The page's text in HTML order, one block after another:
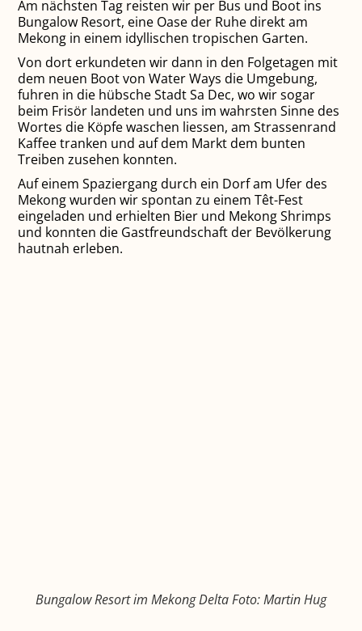
Am nächsten Tag reisten wir per Bus und Boot ins
Bungalow Resort, eine Oase der Ruhe direkt am
Mekong in einem idyllischen tropischen Garten.
Von dort erkundeten wir dann in den Folgetagen mit
dem neuen Boot von Water Ways die Umgebung,
fuhren in die hübsche Stadt Sa Dec, wo wir sogar
beim Frisör landeten und uns im wahrsten Sinne des
Wortes die Köpfe waschen liessen, am Strassenrand
Kaffee tranken und auf dem Markt dem bunten
Treiben zusehen konnten.
Auf einem Spaziergang durch ein Dorf am Ufer des
Mekong wurden wir spontan zu einem Têt-Fest
eingeladen und erhielten Bier und Mekong Shrimps
und konnten die Gastfreundschaft der Bevölkerung
hautnah erleben.
Bungalow Resort im Mekong Delta Foto: Martin Hug